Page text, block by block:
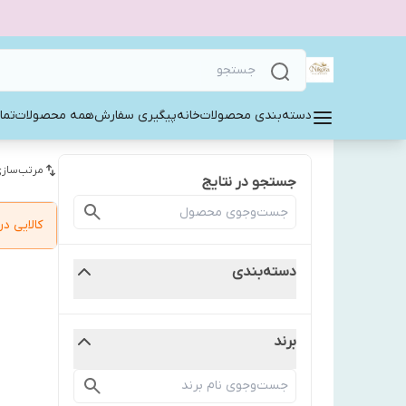
دسته‌بندی محصولاتخانهپیگیری سفارشهمه محصولات
جستجو در نتایج
دسته‌بندی
برند